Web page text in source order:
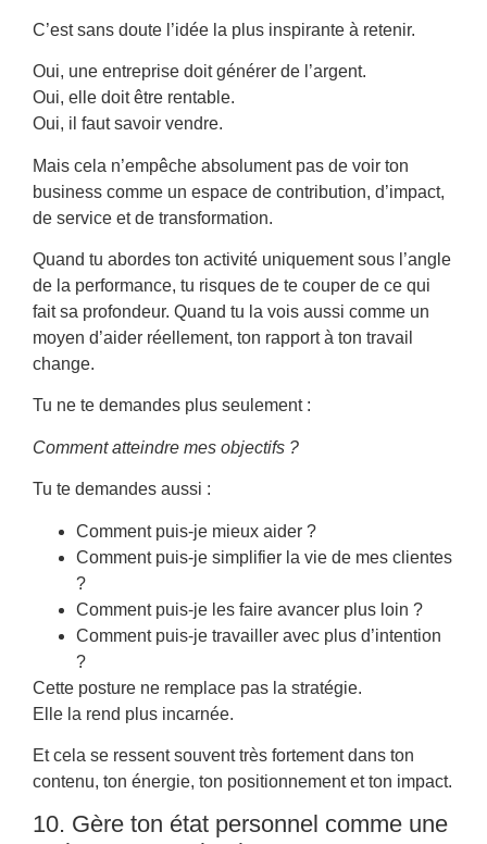
C’est sans doute l’idée la plus inspirante à retenir.
Oui, une entreprise doit générer de l’argent.
Oui, elle doit être rentable.
Oui, il faut savoir vendre.
Mais cela n’empêche absolument pas de voir ton
business comme un espace de contribution, d’impact,
de service et de transformation.
Quand tu abordes ton activité uniquement sous l’angle
de la performance, tu risques de te couper de ce qui
fait sa profondeur. Quand tu la vois aussi comme un
moyen d’aider réellement, ton rapport à ton travail
change.
Tu ne te demandes plus seulement :
Comment atteindre mes objectifs ?
Tu te demandes aussi :
Comment puis-je mieux aider ?
Comment puis-je simplifier la vie de mes clientes
?
Comment puis-je les faire avancer plus loin ?
Comment puis-je travailler avec plus d’intention
?
Cette posture ne remplace pas la stratégie.
Elle la rend plus incarnée.
Et cela se ressent souvent très fortement dans ton
contenu, ton énergie, ton positionnement et ton impact.
10. Gère ton état personnel comme une